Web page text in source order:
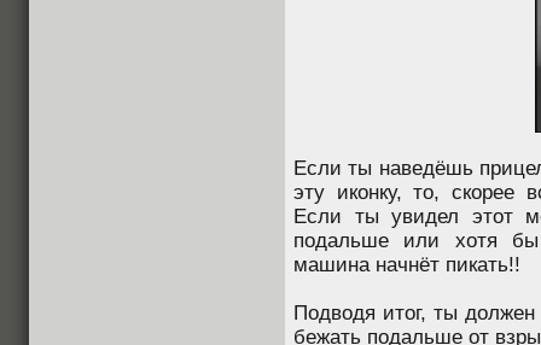
Если ты наведёшь
эту иконку, то, скорее
Если ты увидел этот
подальше или хотя бы
машина начнёт пикать!!
Подводя итог, ты
бежать подальше от